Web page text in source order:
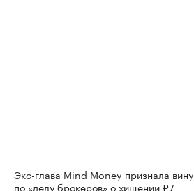
Экс-глава Mind Money признала вину
по «делу брокеров» о хищении ₽7